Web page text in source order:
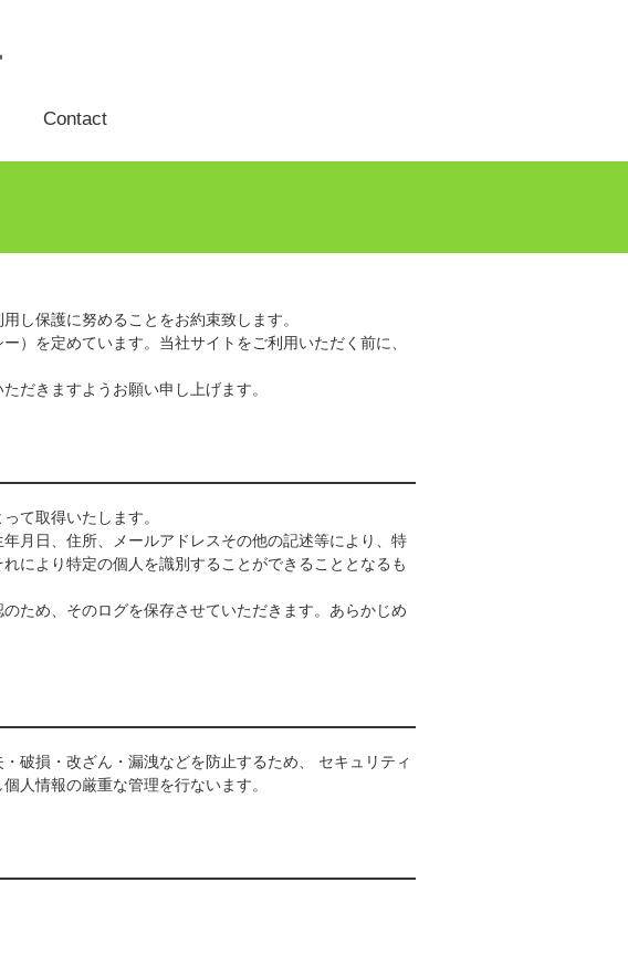
Contact
し保護に努めることをお約束致します。
）を定めています。当社サイトをご利用いただく前に、
だきますようお願い申し上げます。
て取得いたします。
月日、住所、メールアドレスその他の記述等により、特
により特定の個人を識別することができることとなるも
ため、そのログを保存させていただきます。あらかじめ
破損・改ざん・漏洩などを防⽌するため、 セキュリティ
人情報の厳重な管理を行ないます。